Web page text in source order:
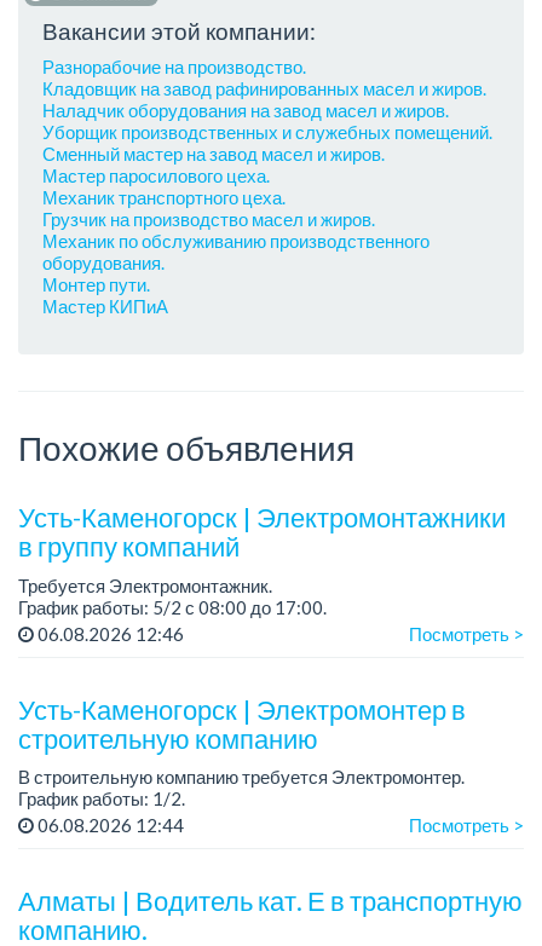
Вакансии этой компании:
Разнорабочие на производство.
Кладовщик на завод рафинированных масел и жиров.
Наладчик оборудования на завод масел и жиров.
Уборщик производственных и служебных помещений.
Сменный мастер на завод масел и жиров.
Мастер паросилового цеха.
Механик транспортного цеха.
Грузчик на производство масел и жиров.
Механик по обслуживанию производственного
оборудования.
Монтер пути.
Мастер КИПиА
Похожие объявления
Усть-Каменогорск | Электромонтажники
в группу компаний
Требуется Электромонтажник.
График работы: 5/2 с 08:00 до 17:00.
Требования:
06.08.2026 12:46 Посмотреть >
Усть-Каменогорск | Электромонтер в
строительную компанию
В строительную компанию требуется Электромонтер.
График работы: 1/2.
Зарплата: 350 000 тенге на карту банка.
06.08.2026 12:44 Посмотреть >
Алматы | Водитель кат. Е в транспортную
компанию.